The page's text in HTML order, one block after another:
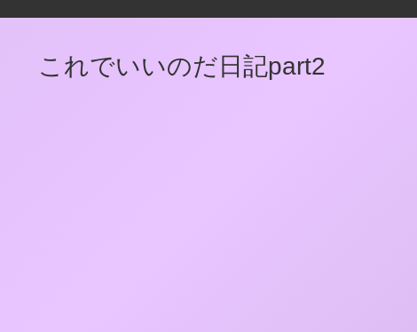
これでいいのだ日記part2